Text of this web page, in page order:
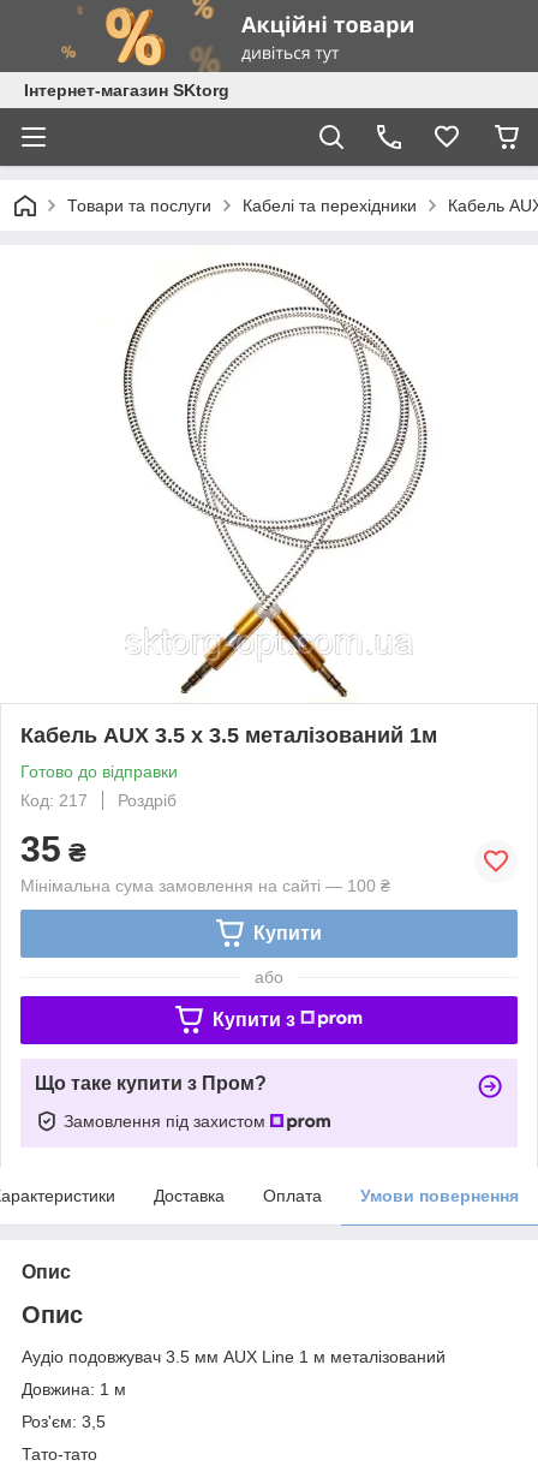
Інтернет-магазин SKtorg
Товари та послуги Кабелі та перехідники Кабель
Кабель AUX 3.5 х 3.5 металізований 1м
Готово до відправки
Код: 217
Роздріб
35 ₴
Мінімальна сума замовлення на сайті — 100 ₴
Купити
або
Купити з
Що таке купити з Пром?
Замовлення під захистом
Доставка Оплата Умови повернення
Опис
Опис
Аудіо подовжувач 3.5 мм AUX Line 1 м металізований
Довжина: 1 м
Роз'єм: 3,5
Тато-тато